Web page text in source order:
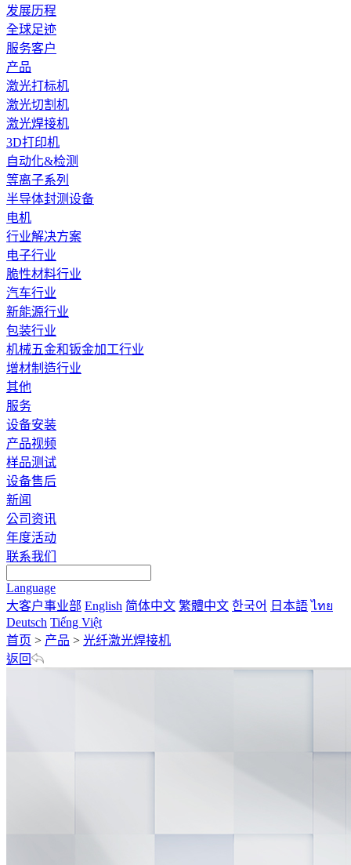
发展历程
全球足迹
服务客户
产品
激光打标机
激光切割机
激光焊接机
3D打印机
自动化&检测
等离子系列
半导体封测设备
电机
行业解决方案
电子行业
脆性材料行业
汽车行业
新能源行业
包装行业
机械五金和钣金加工行业
增材制造行业
其他
服务
设备安装
产品视频
样品测试
设备售后
新闻
公司资讯
年度活动
联系我们
Language
大客户事业部 English 简体中文 繁體中文 한국어 日本語 ไทย
Deutsch Tiếng Việt
首页 > 产品 > 光纤激光焊接机
返回